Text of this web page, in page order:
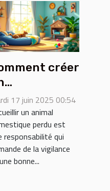
créer
pour les
17 juin 2025 00:54
un animal
perdu est
responsabilité qui
de la vigilance
bonne...